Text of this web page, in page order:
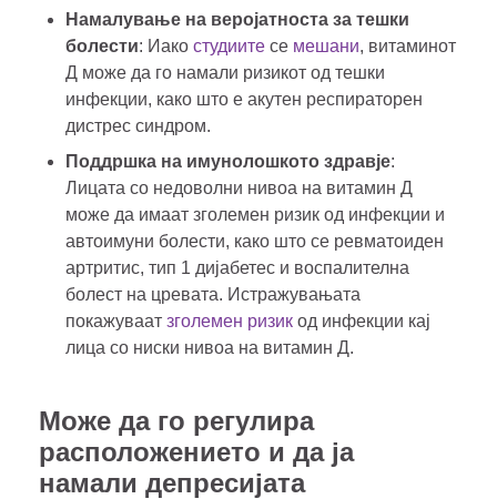
Намалување на веројатноста за тешки
болести: Иако студиите се мешани, витаминот
Д може да го намали ризикот од тешки
инфекции, како што е акутен респираторен
дистрес синдром.
Поддршка на имунолошкото здравје:
Лицата со недоволни нивоа на витамин Д
може да имаат зголемен ризик од инфекции и
автоимуни болести, како што се ревматоиден
артритис, тип 1 дијабетес и воспалителна
болест на цревата. Истражувањата
покажуваат зголемен ризик од инфекции кај
лица со ниски нивоа на витамин Д.
Може да го регулира
расположението и да ја
намали депресијата